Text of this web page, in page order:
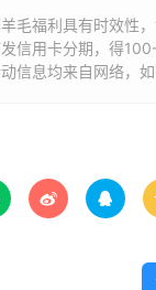
毛福利具有时效性
发信用卡分期，得
信息均来自网络，
 